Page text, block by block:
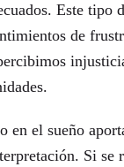
Este tipo
de
en el sueño
Si se